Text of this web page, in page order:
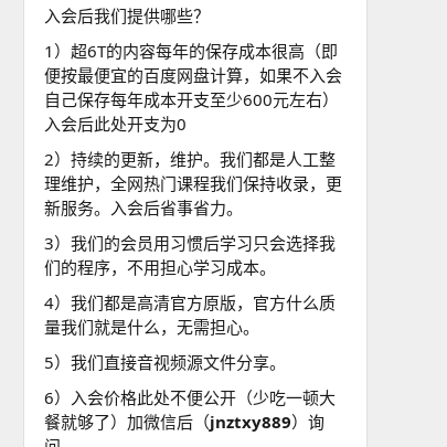
入会后我们提供哪些？
1）超6T的内容每年的保存成本很高（即
便按最便宜的百度网盘计算，如果不入会
自己保存每年成本开支至少600元左右）
入会后此处开支为0
2）持续的更新，维护。我们都是人工整
理维护，全网热门课程我们保持收录，更
新服务。入会后省事省力。
3）我们的会员用习惯后学习只会选择我
们的程序，不用担心学习成本。
4）我们都是高清官方原版，官方什么质
量我们就是什么，无需担心。
5）我们直接音视频源文件分享。
6）入会价格此处不便公开（少吃一顿大
餐就够了）加微信后（jnztxy889）询